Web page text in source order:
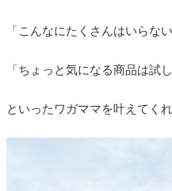
「こんなにたくさんはいらない
「ちょっと気になる商品は試
といったワガママを叶えてく